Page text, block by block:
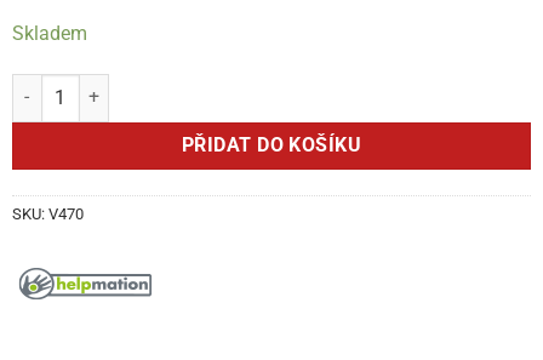
Skladem
Helpmation V470 množství
PŘIDAT DO KOŠÍKU
SKU: V470